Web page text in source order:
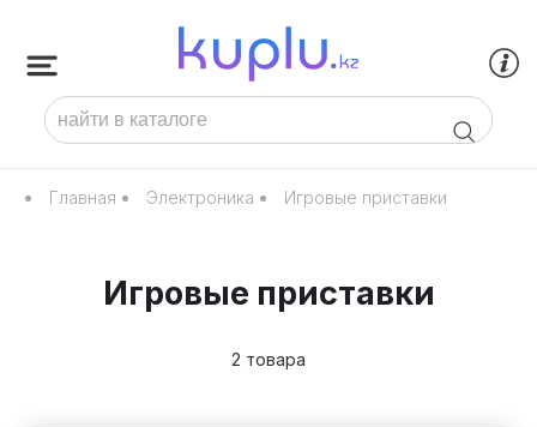
Главная Электроника Игровые приставки
Игровые приставки
2 товара